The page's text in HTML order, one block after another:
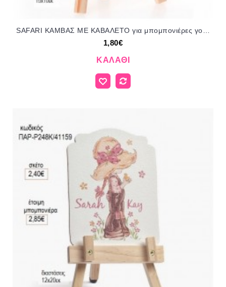
1,80€
ΚΑΛΆΘΙ